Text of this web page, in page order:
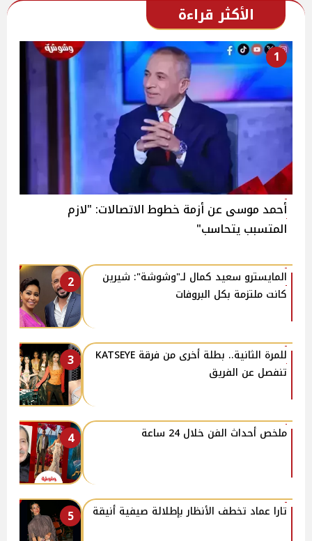
الأكثر قراءة
1
أحمد موسى عن أزمة خطوط الاتصالات: "لازم
المتسبب يتحاسب"
2
المايسترو سعيد كمال لـ"وشوشة": شيرين
كانت ملتزمة بكل البروفات
3
للمرة الثانية.. بطلة أخرى من فرقة KATSEYE
تنفصل عن الفريق
4 ملخص أحداث الفن خلال 24 ساعة
5 تارا عماد تخطف الأنظار بإطلالة صيفية أنيقة